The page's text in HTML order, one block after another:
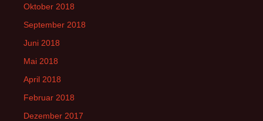
Oktober 2018
September 2018
Juni 2018
Mai 2018
April 2018
Februar 2018
Dezember 2017